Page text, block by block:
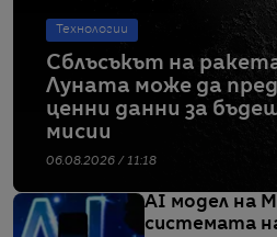
Технологии
Сблъсъкът на
Луната може да
ценни данни за
мисии
06.08.2026 / 11:18
AI модел на
системата